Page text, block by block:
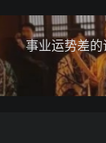
事业运势差